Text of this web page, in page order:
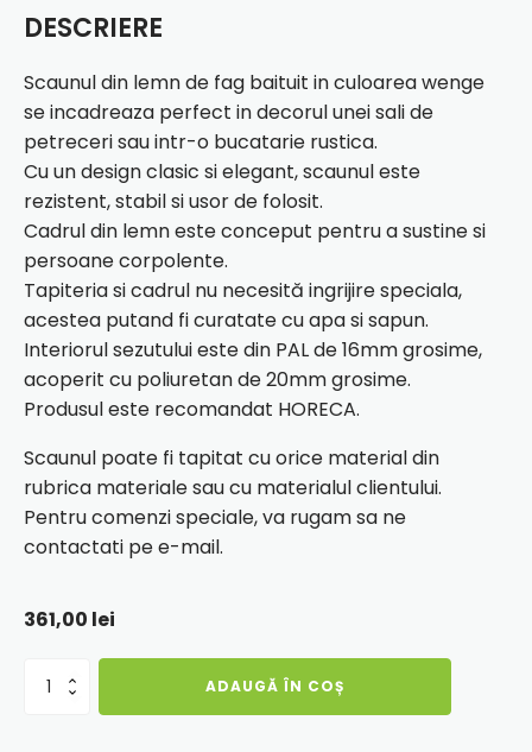
DESCRIERE
Scaunul din lemn de fag baituit in culoarea wenge
se incadreaza perfect in decorul unei sali de
petreceri sau intr-o bucatarie rustica.
Cu un design clasic si elegant, scaunul este
rezistent, stabil si usor de folosit.
Cadrul din lemn este conceput pentru a sustine si
persoane corpolente.
Tapiteria si cadrul nu necesită ingrijire speciala,
acestea putand fi curatate cu apa si sapun.
Interiorul sezutului este din PAL de 16mm grosime,
acoperit cu poliuretan de 20mm grosime.
Produsul este recomandat HORECA.
Scaunul poate fi tapitat cu orice material din
rubrica materiale sau cu materialul clientului.
Pentru comenzi speciale, va rugam sa ne
contactati pe e-mail.
361,00 lei
Cantitate
ADAUGĂ ÎN COȘ